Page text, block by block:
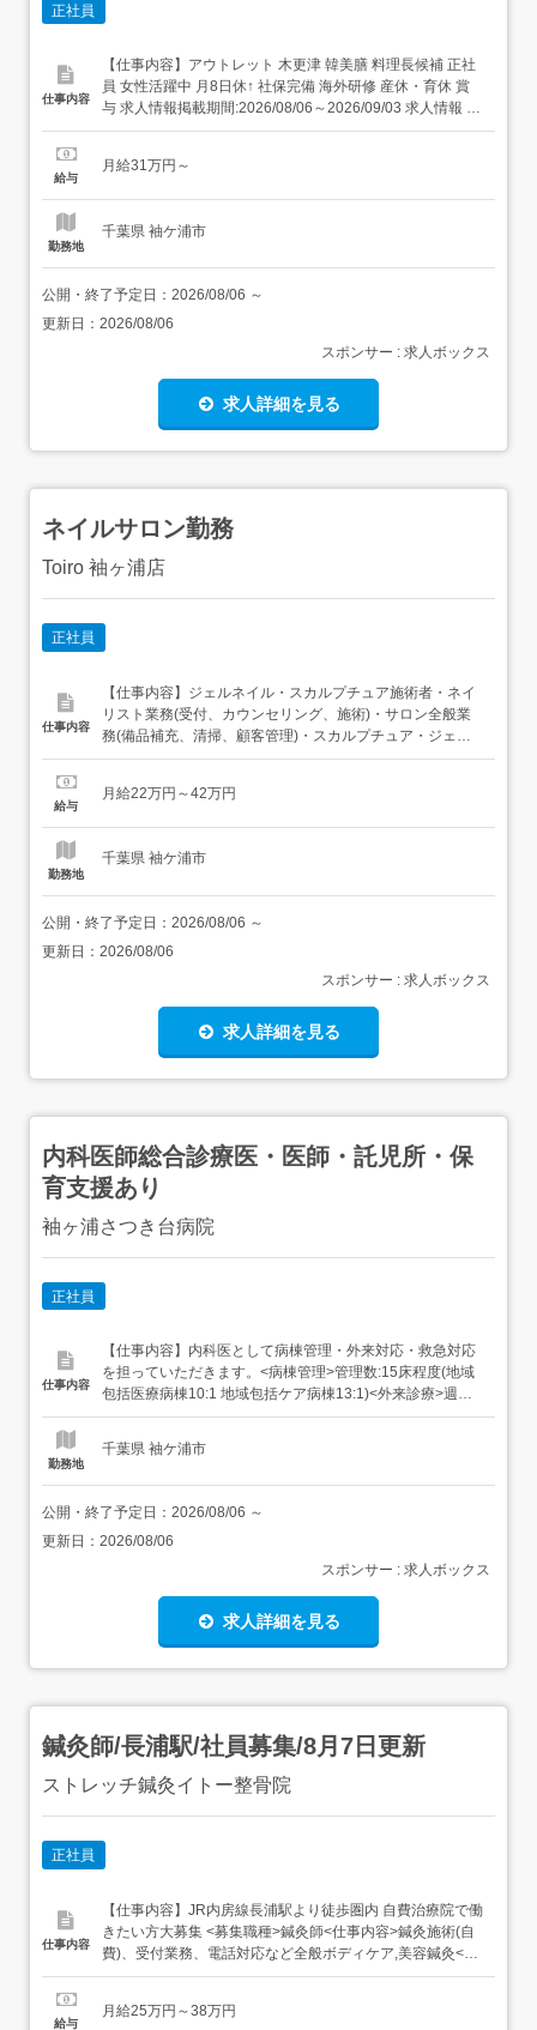
正社員
仕事内容
【仕事内容】アウトレット 木更津 韓美膳 料理長候補 正社
員 女性活躍中 月8日休↑ 社保完備 海外研修 産休・育休 賞
与 求人情報掲載期間:2026/08/06～2026/09/03 求人情報 店
舗の特徴 韓国料理 他ブランド展開 魅力多数の待遇 住 所 千
ト内 交 通 JR内房線「袖ケ浦駅...
給与
月給31万円～
勤務地
千葉県 袖ケ浦市
公開・終了予定日： 2026/08/06 ～
更新日： 2026/08/06
スポンサー : 求人ボックス
求人詳細を見る
ネイルサロン勤務
Toiro 袖ヶ浦店
正社員
仕事内容
【仕事内容】ジェルネイル・スカルプチュア施術者・ネイ
リスト業務(受付、カウンセリング、施術)・サロン全般業
務(備品補充、清掃、顧客管理)・スカルプチュア・ジェル
ネイル ジェルネイル・スカルプチェアの施術は1時間～3時
望・ご要望をお伺いし、施術は多くの時間を費やし、持ち
給与
月給22万円～42万円
勤務地
千葉県 袖ケ浦市
公開・終了予定日： 2026/08/06 ～
更新日： 2026/08/06
スポンサー : 求人ボックス
求人詳細を見る
内科医師総合診療医・医師・託児所・保
育支援あり
袖ヶ浦さつき台病院
正社員
仕事内容
【仕事内容】内科医として病棟管理・外来対応・救急対応
を担っていただきます。<病棟管理>管理数:15床程度(地域
包括医療病棟10:1 地域包括ケア病棟13:1)<外来診療>週コ
マ数:週3～4コマ対応数 :1コマ20名程度(最初は受け持ち0
ージです)<当直>月:1～4回 免除応相談<日直>年:3～4回 免
勤務地
千葉県 袖ケ浦市
公開・終了予定日： 2026/08/06 ～
更新日： 2026/08/06
スポンサー : 求人ボックス
求人詳細を見る
鍼灸師/長浦駅/社員募集/8月7日更新
ストレッチ鍼灸イトー整骨院
正社員
仕事内容
【仕事内容】JR内房線長浦駅より徒歩圏内 自費治療院で働
きたい方大募集 <募集職種>鍼灸師<仕事内容>鍼灸施術(自
費)、受付業務、電話対応など全般ボディケア,美容鍼灸<必
要経験><業種>鍼灸師<施設形態>接骨院・整骨院 鍼灸院<
福利厚生>社会保険完備研修補助食事会補助インセンティ
給与
月給25万円～38万円